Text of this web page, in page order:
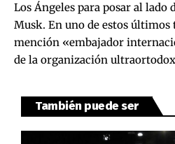
Los Ángeles para posar al lado
Musk. En uno de estos
mención «embajador
de la organización
También puede ser